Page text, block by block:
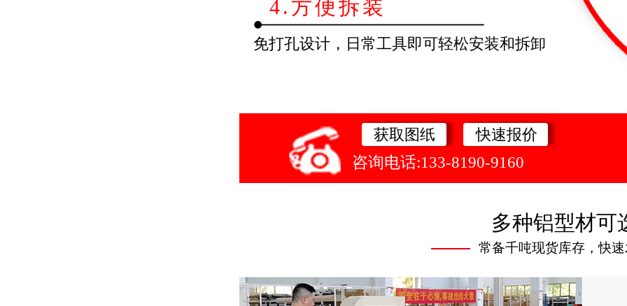
4.方便拆装
免打孔设计，日常工具即可轻松安装和拆卸
获取图纸
快速报价
咨询电话:133-8190-9160
多种铝型材可
常备千吨现货库存，快